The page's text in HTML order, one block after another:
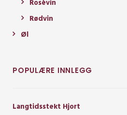
Rosèvin
Rødvin
Øl
POPULÆRE INNLEGG
Langtidsstekt Hjort